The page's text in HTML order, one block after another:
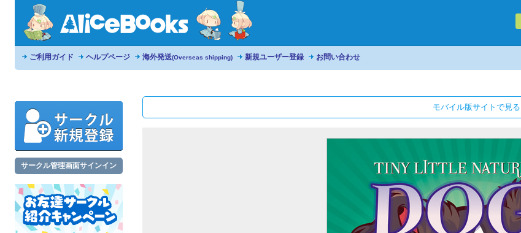
ご利用ガイド ヘルプページ 海外発送(Overseas shipping) 新規ユーザー登録 お問い合わせ
サークル管理画面サインイン
モバイル版サイトで見る